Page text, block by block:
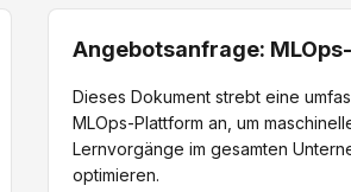
Angebotsanfrage:
Dieses Dokument strebt eine
MLOps-Plattform an, um
Lernvorgänge im gesamten
optimieren.